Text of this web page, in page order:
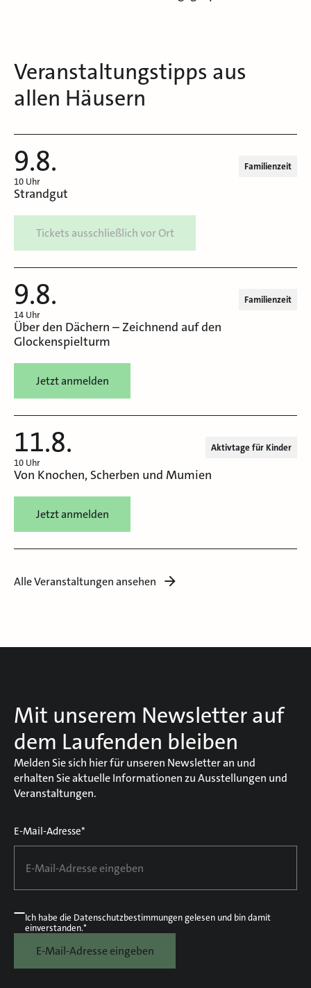
Veranstaltungstipps aus
allen Häusern
9.8.
10 Uhr
Familienzeit
Strandgut
Tickets ausschließlich vor Ort
9.8.
14 Uhr
Familienzeit
Über den Dächern – Zeichnend auf den
Glockenspielturm
Jetzt anmelden
11.8.
10 Uhr
Aktivtage für Kinder
Von Knochen, Scherben und Mumien
Jetzt anmelden
Alle Veranstaltungen ansehen
Mit unserem Newsletter auf
dem Laufenden bleiben
Melden Sie sich hier für unseren Newsletter an und
erhalten Sie aktuelle Informationen zu Ausstellungen und
Veranstaltungen.
E-Mail-Adresse*
Ich habe die Datenschutzbestimmungengelesen und bin damit
einverstanden.*
E-Mail-Adresse eingeben